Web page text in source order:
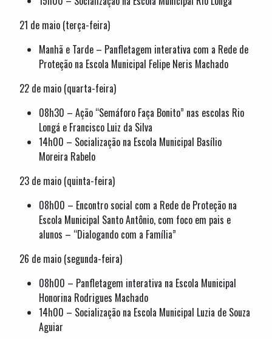
21 de maio (terça-feira)
Manhã e Tarde – Panfletagem interativa com a Rede de
Proteção na Escola Municipal Felipe Neris Machado
22 de maio (quarta-feira)
08h30 – Ação “Semáforo Faça Bonito” nas escolas Rio
Longá e Francisco Luiz da Silva
14h00 – Socialização na Escola Municipal Basílio
Moreira Rabelo
23 de maio (quinta-feira)
08h00 – Encontro social com a Rede de Proteção na
Escola Municipal Santo Antônio, com foco em pais e
alunos – “Dialogando com a Família”
26 de maio (segunda-feira)
08h00 – Panfletagem interativa na Escola Municipal
Honorina Rodrigues Machado
14h00 – Socialização na Escola Municipal Luzia de Souza
Aguiar